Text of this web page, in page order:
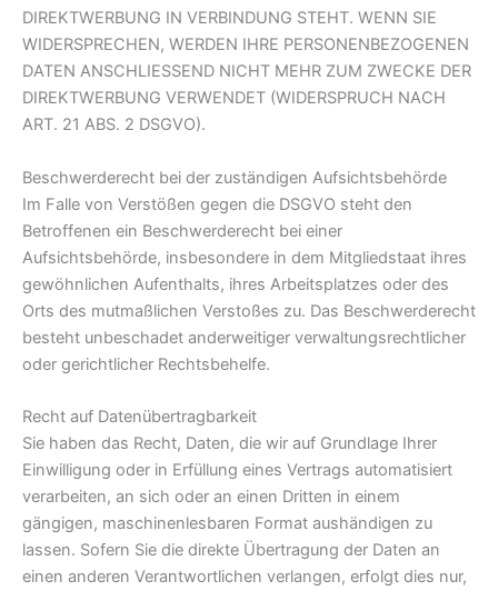
DIREKTWERBUNG IN VERBINDUNG STEHT. WENN SIE
WIDERSPRECHEN, WERDEN IHRE PERSONENBEZOGENEN
DATEN ANSCHLIESSEND NICHT MEHR ZUM ZWECKE DER
DIREKTWERBUNG VERWENDET (WIDERSPRUCH NACH
ART. 21 ABS. 2 DSGVO).
Beschwerderecht bei der zuständigen Aufsichtsbehörde
Im Falle von Verstößen gegen die DSGVO steht den
Betroffenen ein Beschwerderecht bei einer
Aufsichtsbehörde, insbesondere in dem Mitgliedstaat ihres
gewöhnlichen Aufenthalts, ihres Arbeitsplatzes oder des
Orts des mutmaßlichen Verstoßes zu. Das Beschwerderecht
besteht unbeschadet anderweitiger verwaltungsrechtlicher
oder gerichtlicher Rechtsbehelfe.
Recht auf Datenübertragbarkeit
Sie haben das Recht, Daten, die wir auf Grundlage Ihrer
Einwilligung oder in Erfüllung eines Vertrags automatisiert
verarbeiten, an sich oder an einen Dritten in einem
gängigen, maschinenlesbaren Format aushändigen zu
lassen. Sofern Sie die direkte Übertragung der Daten an
einen anderen Verantwortlichen verlangen, erfolgt dies nur,